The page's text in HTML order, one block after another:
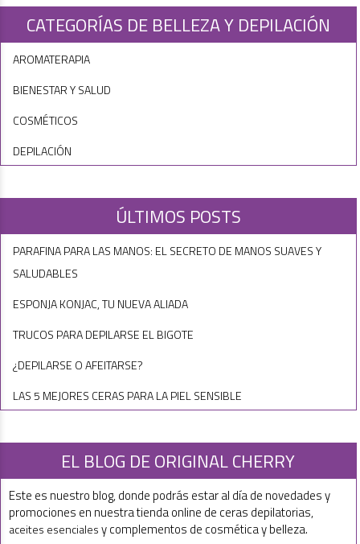
CATEGORÍAS DE BELLEZA Y DEPILACIÓN
AROMATERAPIA
BIENESTAR Y SALUD
COSMÉTICOS
DEPILACIÓN
ÚLTIMOS POSTS
PARAFINA PARA LAS MANOS: EL SECRETO DE MANOS SUAVES Y
SALUDABLES
ESPONJA KONJAC, TU NUEVA ALIADA
TRUCOS PARA DEPILARSE EL BIGOTE
¿DEPILARSE O AFEITARSE?
LAS 5 MEJORES CERAS PARA LA PIEL SENSIBLE
EL BLOG DE ORIGINAL CHERRY
Este es nuestro blog, donde podrás estar al día de novedades y
promociones en nuestra tienda online de ceras depilatorias,
aceites esencialesy complementos de cosmética y belleza.